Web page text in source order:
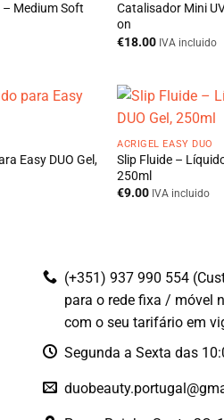
– Medium Soft
Catalisador Mini
on
€18.00 IVA incluido
Easy DUO Gel,
ACRIGEL EASY DUO
Slip Fluide –
250ml
€9.00 IVA incluido
(+351) 937 990 554
para o rede fixa / móvel
com o seu tarifário em
Segunda a Sexta das